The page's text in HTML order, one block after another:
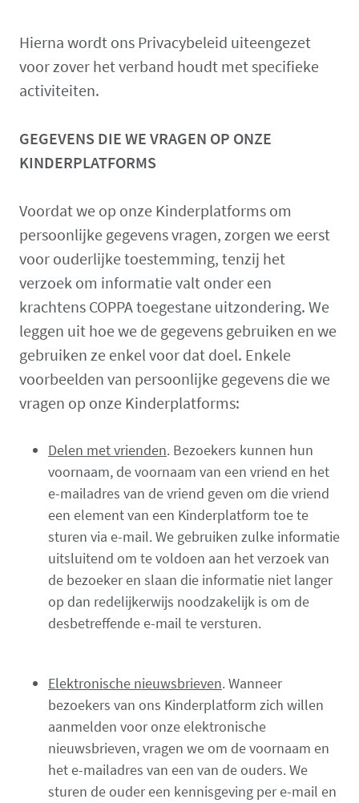
Hierna wordt ons Privacybeleid uiteengezet
voor zover het verband houdt met specifieke
activiteiten.
GEGEVENS DIE WE VRAGEN OP ONZE
KINDERPLATFORMS
Voordat we op onze Kinderplatforms om
persoonlijke gegevens vragen, zorgen we eerst
voor ouderlijke toestemming, tenzij het
verzoek om informatie valt onder een
krachtens COPPA toegestane uitzondering. We
leggen uit hoe we de gegevens gebruiken en we
gebruiken ze enkel voor dat doel. Enkele
voorbeelden van persoonlijke gegevens die we
vragen op onze Kinderplatforms:
Delen met vrienden. Bezoekers kunnen hun
voornaam, de voornaam van een vriend en het
e-mailadres van de vriend geven om die vriend
een element van een Kinderplatform toe te
sturen via e-mail. We gebruiken zulke informatie
uitsluitend om te voldoen aan het verzoek van
de bezoeker en slaan die informatie niet langer
op dan redelijkerwijs noodzakelijk is om de
desbetreffende e-mail te versturen.
Elektronische nieuwsbrieven. Wanneer
bezoekers van ons Kinderplatform zich willen
aanmelden voor onze elektronische
nieuwsbrieven, vragen we om de voornaam en
het e-mailadres van een van de ouders. We
sturen de ouder een kennisgeving per e-mail en